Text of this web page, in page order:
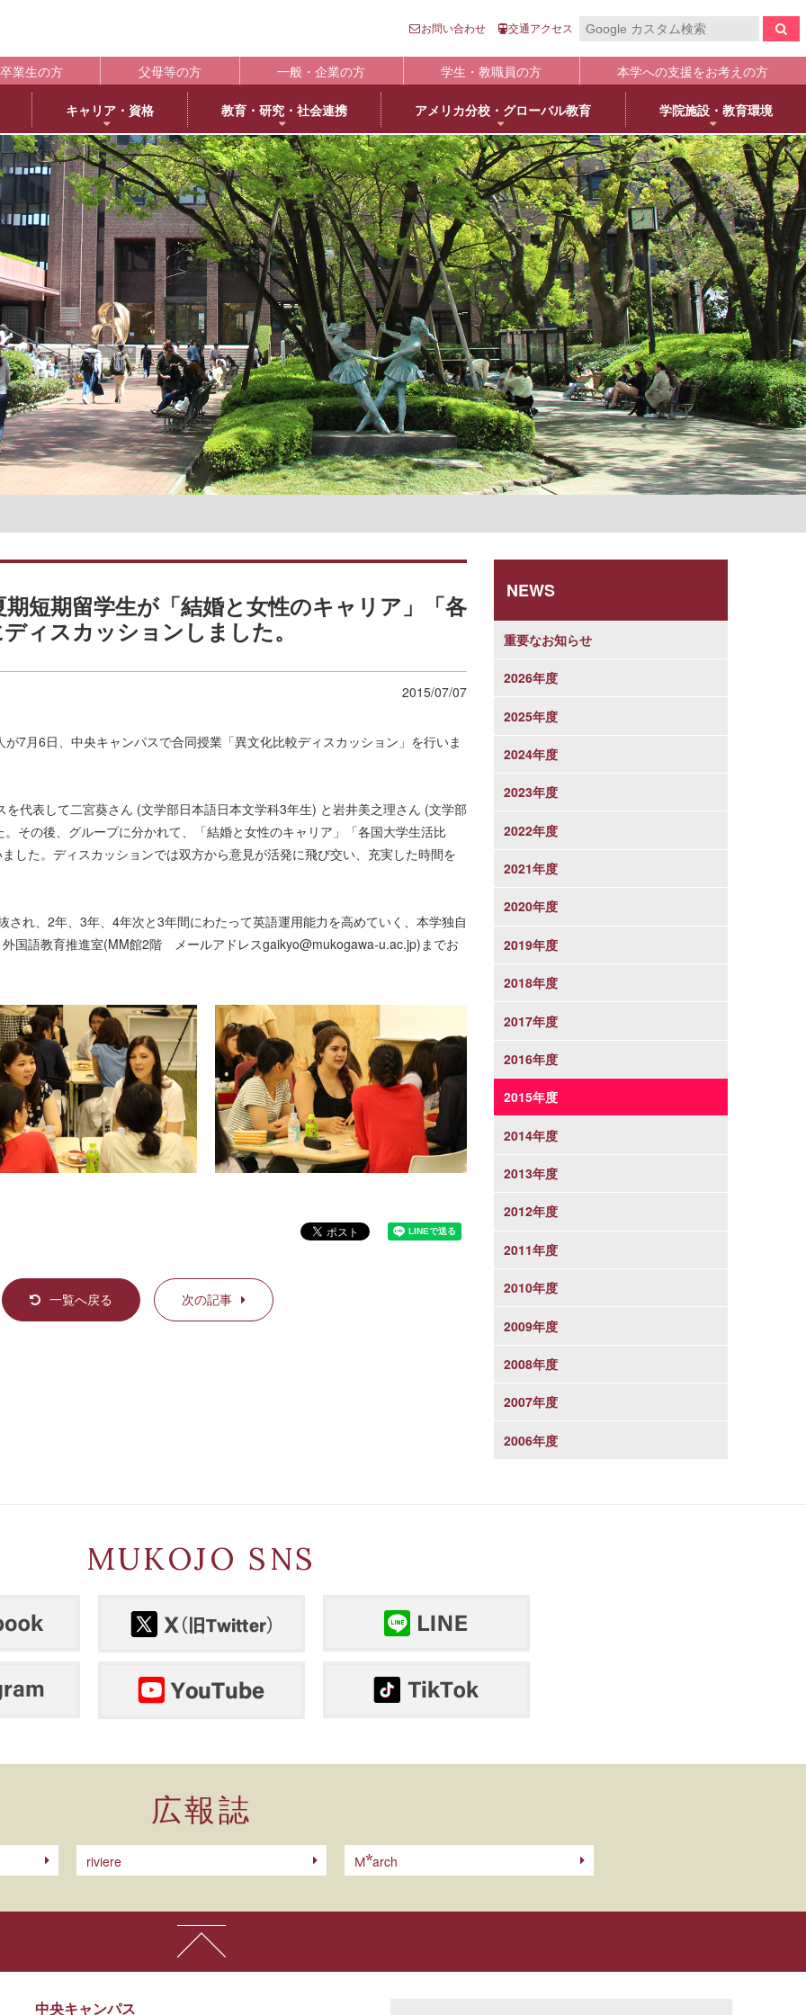
お問い合わせ 交通アクセス
卒業生の方 父母等の方 一般・企業の方 学生・教職員の方 本学への支援をお考えの方
キャンパス
交通アクセス
キャンパス紹介
内部質保証体制
大学評価
認証評価
自己点検・評価
大学情報の公表
IR（Institutional Research）情報
学校法人武庫川学院
武庫川学院創立80周年
高等教育の修学支援新制度について
共通教育
共通教育部
履修・成績
シラバス
履修便覧
成績評価
教員情報検索
教員一覧
名誉教授一覧
日本語日本文学専攻
英語英米文学専攻
臨床心理学専攻
臨床教育学専攻
生活環境学専攻
食物栄養学専攻
建築学専攻
景観建築学専攻
薬科学専攻
看護学専攻
学生支援の概要
褒賞制度
修学支援新制度
奨学金制度
学寮
下宿・ワンルームマンション（武庫女エンタープライズ）
オフィスアワー
アルバイト
キャンパスライフ
売店・本/食堂・カフェ
キャンパスカレンダー
学友会・委員会
クラブ・同好会
学内ボランティア団体
武庫女Style
学費等納付金
学則
キャリア・資格
資格取得
取得可能な資格
エクステンション講座
教員採用試験対策
編入
編入学について
大学院進学
大学院・専攻科入試ガイド
教育・研究・社会連携
ート
育成推進センター
イエンス・コモンズ
社会連携
社会連携推進センター
発達・臨床心理センター
子育てひろば
ブラウン・ライス・ウィーク
教育連携
MUKOJO ミライ☆ラボ
大学間教育研究連携
生涯学習
オープンカレッジ
大学院／専攻科紹介
科目等履修について
リカレント教育
MUKOnoa+
教員情報検索
アメリカ分校・グローバル教育
BLOG
教育学科アメリカ分校留学
薬学部アメリカ分校留学日記
国際センター
学院施設・教育環境
施設紹介
中央キャンパス
浜甲子園キャンパス
上甲子園キャンパス・甲子園会館
西宮北口キャンパス
武庫女ステーションキャンパス
北摂キャンパス・丹嶺学苑研修センター
アメリカ分校
短期留学生が「結婚と女性のキャリア」「各
ィスカッションしました。
2015/07/07
月6日、中央キャンパスで合同授業「異文化比較ディスカッション」を行いま
代表して二宮葵さん (文学部日本語日本文学科3年生) と岩井美之理さん (文学部
その後、グループに分かれて、「結婚と女性のキャリア」「各国大学生活比
した。ディスカッションでは双方から意見が活発に飛び交い、充実した時間を
れ、2年、3年、4年次と3年間にわたって英語運用能力を高めていく、本学独自
国語教育推進室(MM館2階 メールアドレスgaikyo@mukogawa-u.ac.jp)までお
一覧へ戻る 次の記事
NEWS
重要なお知らせ
2026年度
2025年度
2024年度
2023年度
2022年度
2021年度
2020年度
2019年度
2018年度
2017年度
2016年度
2015年度
2014年度
2013年度
2012年度
2011年度
2010年度
2009年度
2008年度
2007年度
2006年度
MUKOJO SNS
広報誌
riviere M arch
中央キャンパス